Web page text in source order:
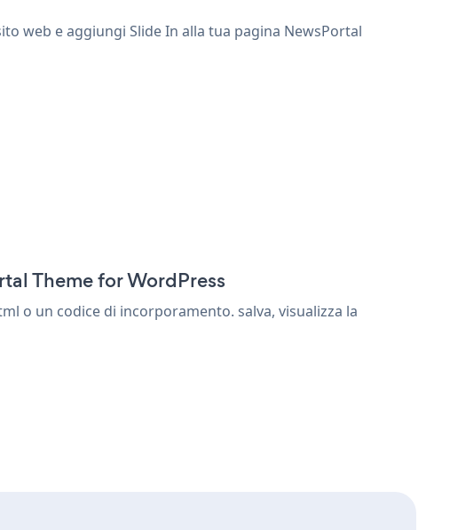
web e aggiungi Slide In alla tua pagina NewsPortal
Theme for WordPress
o un codice di incorporamento. salva, visualizza la